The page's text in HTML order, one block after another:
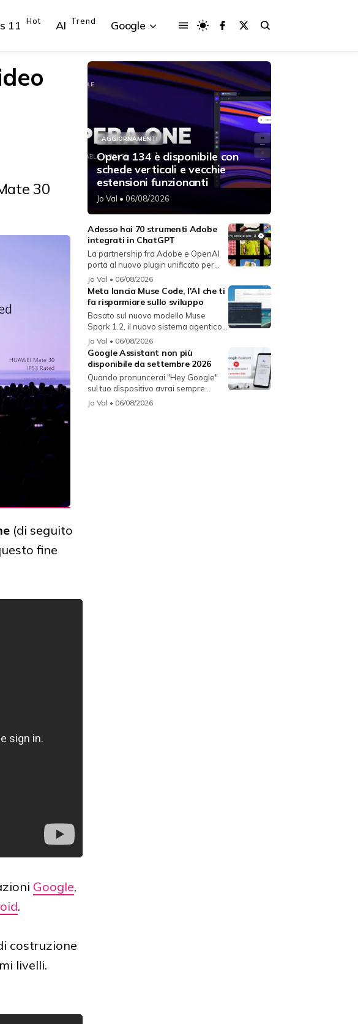
{{POSTS[3].LABEL}}
{{posts[3].title}}
11 Hot AI Trend Google
{{POSTS[3].LABEL}}
{{posts[3].title}}
30
(di seguito
fine
Google,
.
costruzione
livelli.
AGGIORNAMENTI
Opera 134 è disponibile con
schede verticali e vecchie
estensioni funzionanti
Jo Val • 06/08/2026
Adesso hai 70 strumenti Adobe
integrati in ChatGPT
La partnership fra Adobe e OpenAI
porta al nuovo plugin unificato per...
Jo Val • 06/08/2026
Meta lancia Muse Code, l'AI che ti
fa risparmiare sullo sviluppo
Basato sul nuovo modello Muse
Spark 1.2, il nuovo sistema agentico
fun...
Jo Val • 06/08/2026
Google Assistant non più
disponibile da settembre 2026
Quando pronuncerai "Hey Google"
sul tuo dispositivo avrai sempre
Gemin...
Jo Val • 06/08/2026